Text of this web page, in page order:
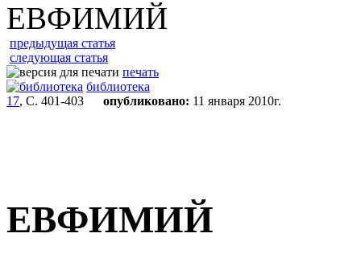
ЕВФИМИЙ
предыдущая статья
следующая статья
печать
библиотека
17, С. 401-403 опубликовано: 11 января 2010г.
ЕВФИМИЙ